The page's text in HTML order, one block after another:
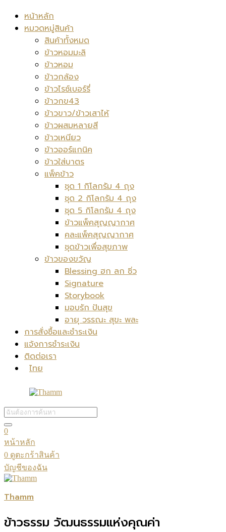
หน้าหลัก
หมวดหมู่สินค้า
สินค้าทั้งหมด
ข้าวหอมมะลิ
ข้าวหอม
ข้าวกล้อง
ข้าวไรซ์เบอร์รี่
ข้าวกข43
ข้าวขาว/ข้าวเสาไห้
ข้าวผสมหลายสี
ข้าวเหนียว
ข้าวออร์แกนิค
ข้าวใส่บาตร
แพ็คข้าว
ชุด 1 กิโลกรัม 4 ถุง
ชุด 2 กิโลกรัม 4 ถุง
ชุด 5 กิโลกรัม 4 ถุง
ข้าวแพ็คสุญญากาศ
คละแพ็คสุญญากาศ
ชุดข้าวเพื่อสุขภาพ
ข้าวของขวัญ
Blessing ฮก ลก ซิ่ว
Signature
Storybook
มอบรัก ปันสุข
อายุ วรรณะ สุขะ พละ
การสั่งซื้อและชำระเงิน
แจ้งการชำระเงิน
ติดต่อเรา
ไทย
0
หน้าหลัก
0 ดูตะกร้าสินค้า
บัญชีของฉัน
Thamm
ข้าวธรรม วัฒนธรรมแห่งคุณค่า